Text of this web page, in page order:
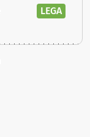
LEGA